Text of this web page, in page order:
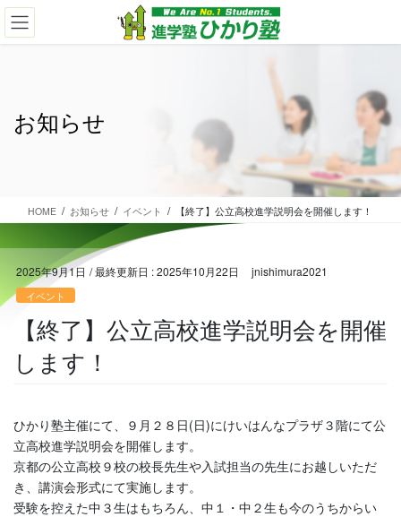
コ
ン
ナ
ビ
お知らせ
HOME お知らせ イベント 【終了】公立高校進学説明会を開催します！
2025年9月1日 / 最終更新日 :2025年10月22日 jnishimura2021
イベント
【終了】公立高校進学説明会を開催
します！
ひかり塾主催にて、９月２８日(日)にけいはんなプラザ３階にて公
立高校進学説明会を開催します。
京都の公立高校９校の校長先生や入試担当の先生にお越しいただ
き、講演会形式にて実施します。
受験を控えた中３生はもちろん、中１・中２生も今のうちからい